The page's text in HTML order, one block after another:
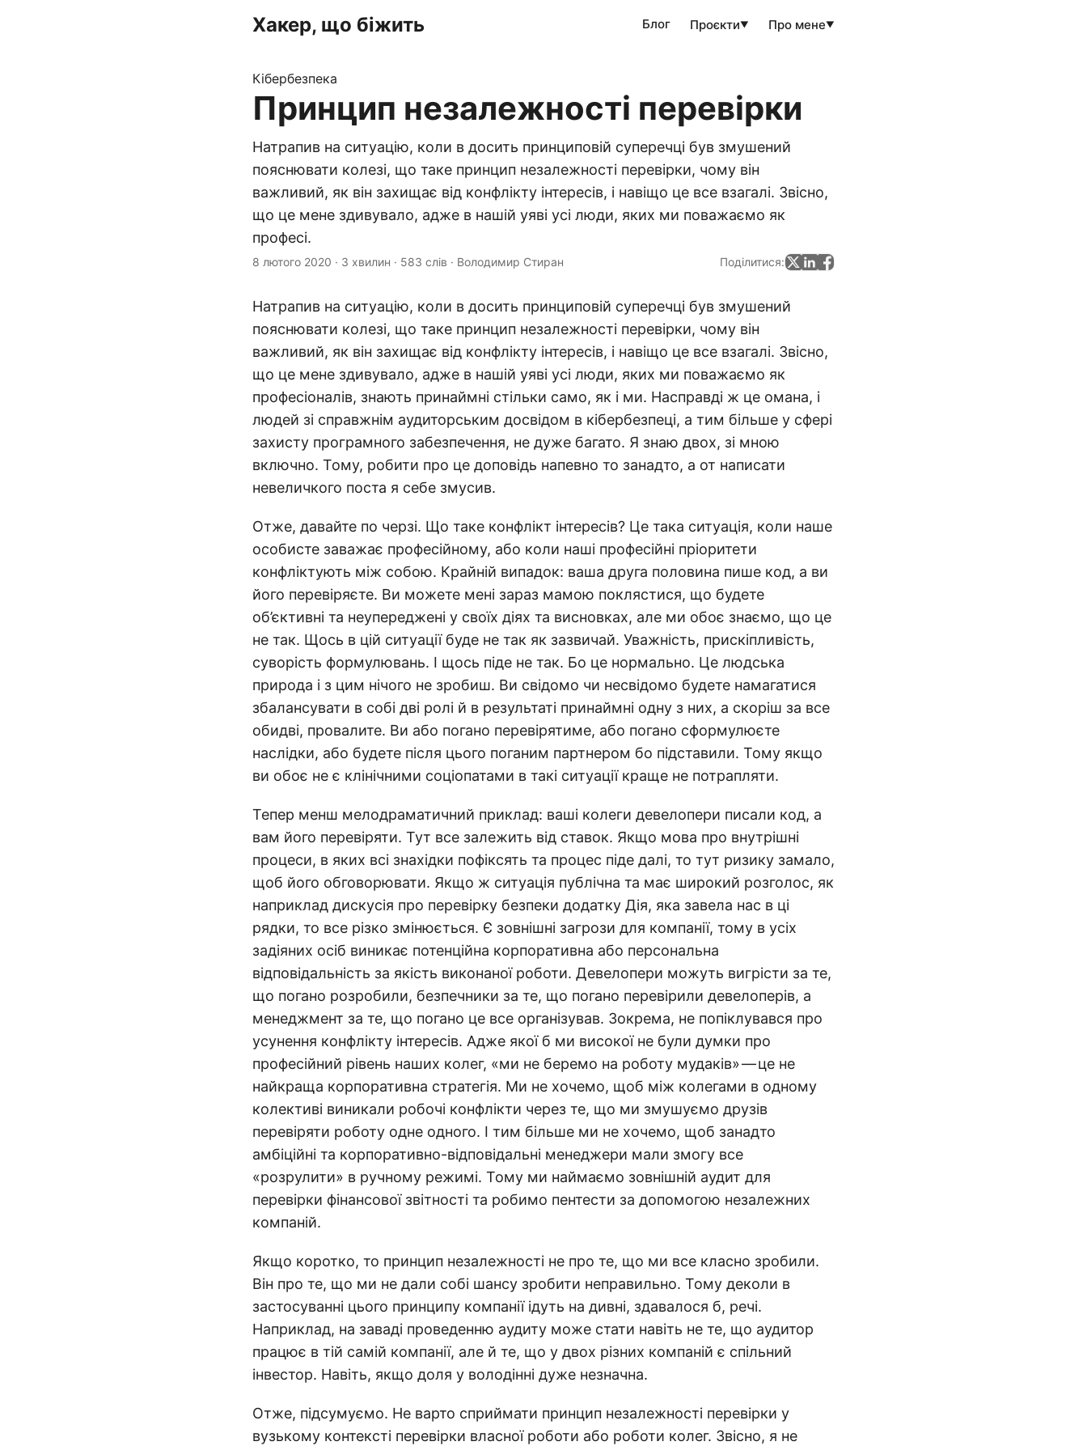
Хакер, що біжить Блог Проєкти▼ Про мене▼
Кібербезпека
Принцип незалежності перевірки
Натрапив на ситуацію, коли в досить принциповій суперечці був змушений
пояснювати колезі, що таке принцип незалежності перевірки, чому він
важливий, як він захищає від конфлікту інтересів, і навіщо це все взагалі. Звісно,
що це мене здивувало, адже в нашій уяві усі люди, яких ми поважаємо як
професі.
8 лютого 2020 · 3 хвилин · 583 слів · Володимир Стиран Поділитися:
Натрапив на ситуацію, коли в досить принциповій суперечці був змушений
пояснювати колезі, що таке принцип незалежності перевірки, чому він
важливий, як він захищає від конфлікту інтересів, і навіщо це все взагалі. Звісно,
що це мене здивувало, адже в нашій уяві усі люди, яких ми поважаємо як
професіоналів, знають принаймні стільки само, як і ми. Насправді ж це омана, і
людей зі справжнім аудиторським досвідом в кібербезпеці, а тим більше у сфері
захисту програмного забезпечення, не дуже багато. Я знаю двох, зі мною
включно. Тому, робити про це доповідь напевно то занадто, а от написати
невеличкого поста я себе змусив.
Отже, давайте по черзі. Що таке конфлікт інтересів? Це така ситуація, коли наше
особисте заважає професійному, або коли наші професійні пріоритети
конфліктують між собою. Крайній випадок: ваша друга половина пише код, а ви
його перевіряєте. Ви можете мені зараз мамою поклястися, що будете
об’єктивні та неупереджені у своїх діях та висновках, але ми обоє знаємо, що це
не так. Щось в цій ситуації буде не так як зазвичай. Уважність, прискіпливість,
суворість формулювань. І щось піде не так. Бо це нормально. Це людська
природа і з цим нічого не зробиш. Ви свідомо чи несвідомо будете намагатися
збалансувати в собі дві ролі й в результаті принаймні одну з них, а скоріш за все
обидві, провалите. Ви або погано перевірятиме, або погано сформулюєте
наслідки, або будете після цього поганим партнером бо підставили. Тому якщо
ви обоє не є клінічними соціопатами в такі ситуації краще не потрапляти.
Тепер менш мелодраматичний приклад: ваші колеги девелопери писали код, а
вам його перевіряти. Тут все залежить від ставок. Якщо мова про внутрішні
процеси, в яких всі знахідки пофіксять та процес піде далі, то тут ризику замало,
щоб його обговорювати. Якщо ж ситуація публічна та має широкий розголос, як
наприклад дискусія про перевірку безпеки додатку Дія, яка завела нас в ці
рядки, то все різко змінюється. Є зовнішні загрози для компанії, тому в усіх
задіяних осіб виникає потенційна корпоративна або персональна
відповідальність за якість виконаної роботи. Девелопери можуть вигрісти за те,
що погано розробили, безпечники за те, що погано перевірили девелоперів, а
менеджмент за те, що погано це все організував. Зокрема, не попіклувався про
усунення конфлікту інтересів. Адже якої б ми високої не були думки про
професійний рівень наших колег, «ми не беремо на роботу мудаків» — це не
найкраща корпоративна стратегія. Ми не хочемо, щоб між колегами в одному
колективі виникали робочі конфлікти через те, що ми змушуємо друзів
перевіряти роботу одне одного. І тим більше ми не хочемо, щоб занадто
амбіційні та корпоративно-відповідальні менеджери мали змогу все
«розрулити» в ручному режимі. Тому ми наймаємо зовнішній аудит для
перевірки фінансової звітності та робимо пентести за допомогою незалежних
компаній.
Якщо коротко, то принцип незалежності не про те, що ми все класно зробили.
Він про те, що ми не дали собі шансу зробити неправильно. Тому деколи в
застосуванні цього принципу компанії ідуть на дивні, здавалося б, речі.
Наприклад, на заваді проведенню аудиту може стати навіть не те, що аудитор
працює в тій самій компанії, але й те, що у двох різних компаній є спільний
інвестор. Навіть, якщо доля у володінні дуже незначна.
Отже, підсумуємо. Не варто сприймати принцип незалежності перевірки у
вузькому контексті перевірки власної роботи або роботи колег. Звісно, я не